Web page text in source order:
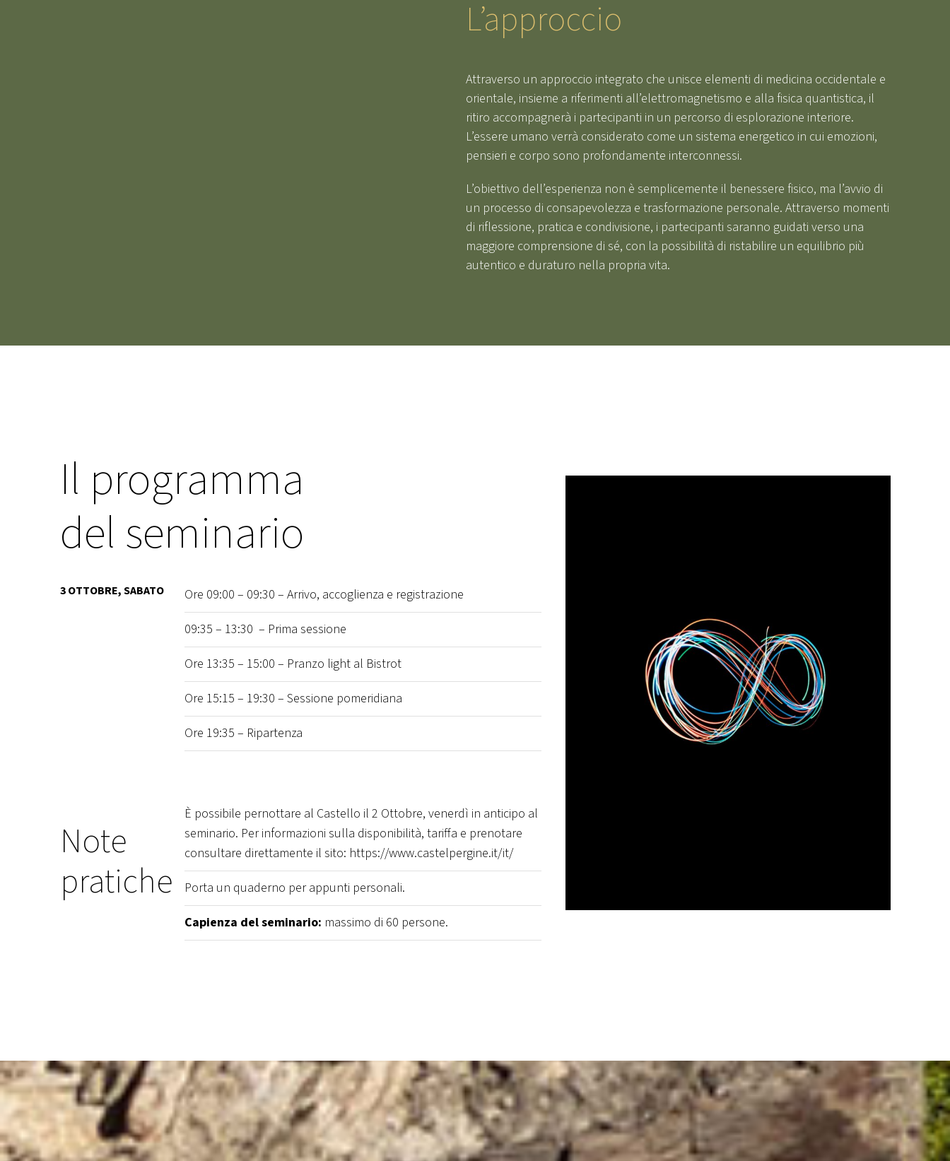
L’approccio
Attraverso un approccio integrato che unisce elementi di medicina occidentale e
orientale, insieme a riferimenti all’elettromagnetismo e alla fisica quantistica, il
ritiro accompagnerà i partecipanti in un percorso di esplorazione interiore.
L’essere umano verrà considerato come un sistema energetico in cui emozioni,
pensieri e corpo sono profondamente interconnessi.
L’obiettivo dell’esperienza non è semplicemente il benessere fisico, ma l’avvio di
un processo di consapevolezza e trasformazione personale. Attraverso momenti
di riflessione, pratica e condivisione, i partecipanti saranno guidati verso una
maggiore comprensione di sé, con la possibilità di ristabilire un equilibrio più
autentico e duraturo nella propria vita.
Il programma
del seminario
3 OTTOBRE, SABATO
Ore 09:00 – 09:30 – Arrivo, accoglienza e registrazione
09:35 – 13:30 – Prima sessione
Ore 13:35 – 15:00 – Pranzo light al Bistrot
Ore 15:15 – 19:30 – Sessione pomeridiana
Ore 19:35 – Ripartenza
Note
pratiche
È possibile pernottare al Castello il 2 Ottobre, venerdì in anticipo al
seminario. Per informazioni sulla disponibilità, tariffa e prenotare
consultare direttamente il sito: https://www.castelpergine.it/it/
Porta un quaderno per appunti personali.
Capienza del seminario: massimo di 60 persone.